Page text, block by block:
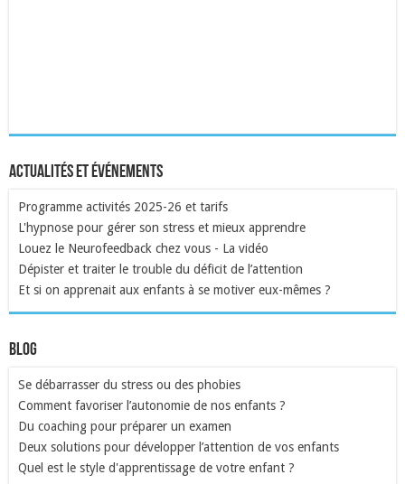
Actualités et événements
Programme activités 2025-26 et tarifs
L'hypnose pour gérer son stress et mieux apprendre
Louez le Neurofeedback chez vous - La vidéo
Dépister et traiter le trouble du déficit de l’attention
Et si on apprenait aux enfants à se motiver eux-mêmes ?
Blog
Se débarrasser du stress ou des phobies
Comment favoriser l’autonomie de nos enfants ?
Du coaching pour préparer un examen
Deux solutions pour développer l’attention de vos enfants
Quel est le style d'apprentissage de votre enfant ?